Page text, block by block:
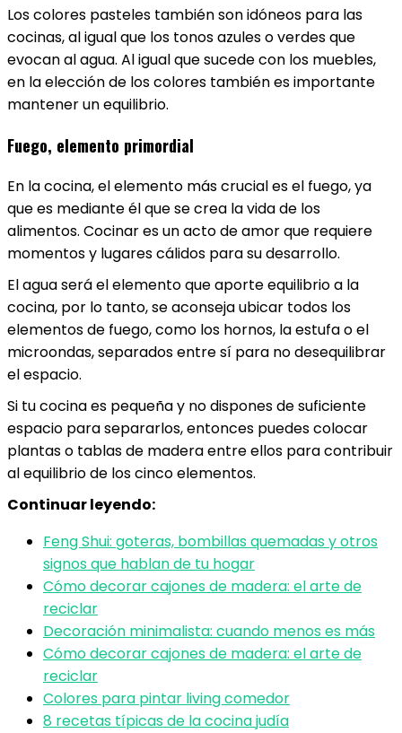
Los colores pasteles también son idóneos para las
cocinas, al igual que los tonos azules o verdes que
evocan al agua. Al igual que sucede con los muebles,
en la elección de los colores también es importante
mantener un equilibrio.
Fuego, elemento primordial
En la cocina, el elemento más crucial es el fuego, ya
que es mediante él que se crea la vida de los
alimentos. Cocinar es un acto de amor que requiere
momentos y lugares cálidos para su desarrollo.
El agua será el elemento que aporte equilibrio a la
cocina, por lo tanto, se aconseja ubicar todos los
elementos de fuego, como los hornos, la estufa o el
microondas, separados entre sí para no desequilibrar
el espacio.
Si tu cocina es pequeña y no dispones de suficiente
espacio para separarlos, entonces puedes colocar
plantas o tablas de madera entre ellos para contribuir
al equilibrio de los cinco elementos.
Continuar leyendo:
Feng Shui: goteras, bombillas quemadas y otros
signos que hablan de tu hogar
Cómo decorar cajones de madera: el arte de
reciclar
Decoración minimalista: cuando menos es más
Cómo decorar cajones de madera: el arte de
reciclar
Colores para pintar living comedor
8 recetas típicas de la cocina judía